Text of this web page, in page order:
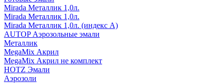
Mirada Металлик 1,0л.
Mirada Металлик 1,0л.
Mirada Металлик 1,0л. (индекс А)
AUTOP Аэрозольные эмали
Металлик
MegaMix Акрил
MegaMix Акрил не комплект
HOTZ Эмали
Аэрозоли